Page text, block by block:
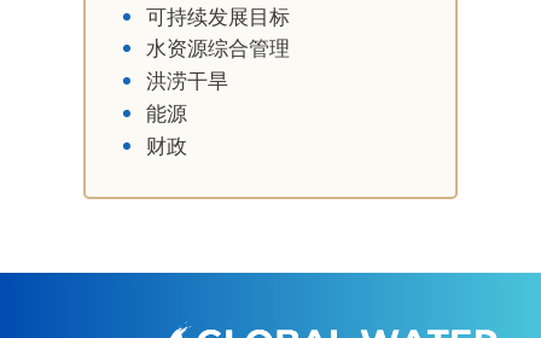
可持续发展目标
水资源综合管理
洪涝干旱
能源
财政